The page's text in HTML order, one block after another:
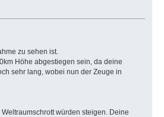
zu sehen ist.
Höhe abgestiegen sein, da deine
sehr lang, wobei nun der Zeuge in
würden steigen. Deine